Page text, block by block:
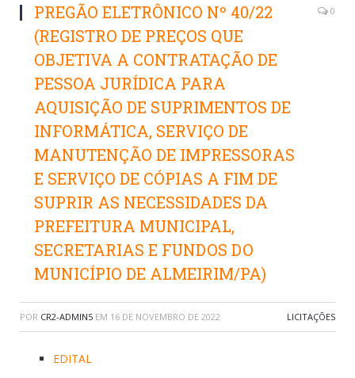
PREGÃO ELETRÔNICO Nº 40/22
(REGISTRO DE PREÇOS QUE
OBJETIVA A CONTRATAÇÃO DE
PESSOA JURÍDICA PARA
AQUISIÇÃO DE SUPRIMENTOS DE
INFORMÁTICA, SERVIÇO DE
MANUTENÇÃO DE IMPRESSORAS
E SERVIÇO DE CÓPIAS A FIM DE
SUPRIR AS NECESSIDADES DA
PREFEITURA MUNICIPAL,
SECRETARIAS E FUNDOS DO
MUNICÍPIO DE ALMEIRIM/PA)
0
POR CR2-ADMIN5 EM 16 DE NOVEMBRO DE 2022 LICITAÇÕES
EDITAL